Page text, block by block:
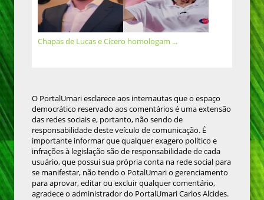
Chapas de Lucas e Cícero homologam ...
O PortalUmari esclarece aos internautas que o espaço
democrático reservado aos comentários é uma extensão
das redes sociais e, portanto, não sendo de
responsabilidade deste veículo de comunicação. É
importante informar que qualquer exagero político e
infrações à legislação são de responsabilidade de cada
usuário, que possui sua própria conta na rede social para
se manifestar, não tendo o PotalUmari o gerenciamento
para aprovar, editar ou excluir qualquer comentário,
agradece o administrador do PortalUmari Carlos Alcides.